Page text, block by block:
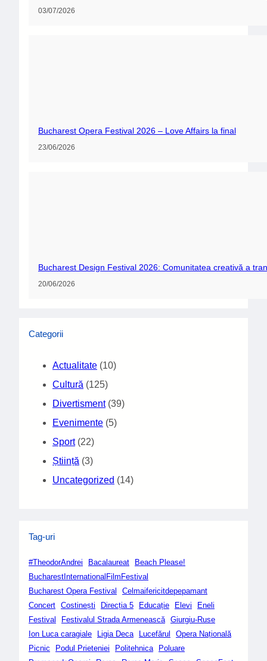
03/07/2026
Bucharest Opera Festival 2026 – Love Affairs la final
23/06/2026
Bucharest Design Festival 2026: Comunitatea creativă a
20/06/2026
Categorii
Actualitate (10)
Cultură (125)
Divertisment(39)
Evenimente (5)
Sport(22)
Știință (3)
Uncategorized (14)
Tag-uri
#TheodorAndrei Bacalaureat
Beach Please!
BucharestInternationalFilmFestival
Bucharest Opera Festival
Celmaifericitdepepamant
Concert Costinești Direcția 5 Educație Elevi
Eneli
Festival
Festivalul Strada Armenească Giurgiu-Ruse
Ion Luca caragiale
Ligia Deca Lucefărul
Opera Națională
Picnic
Podul Prieteniei Politehnica
Poluare